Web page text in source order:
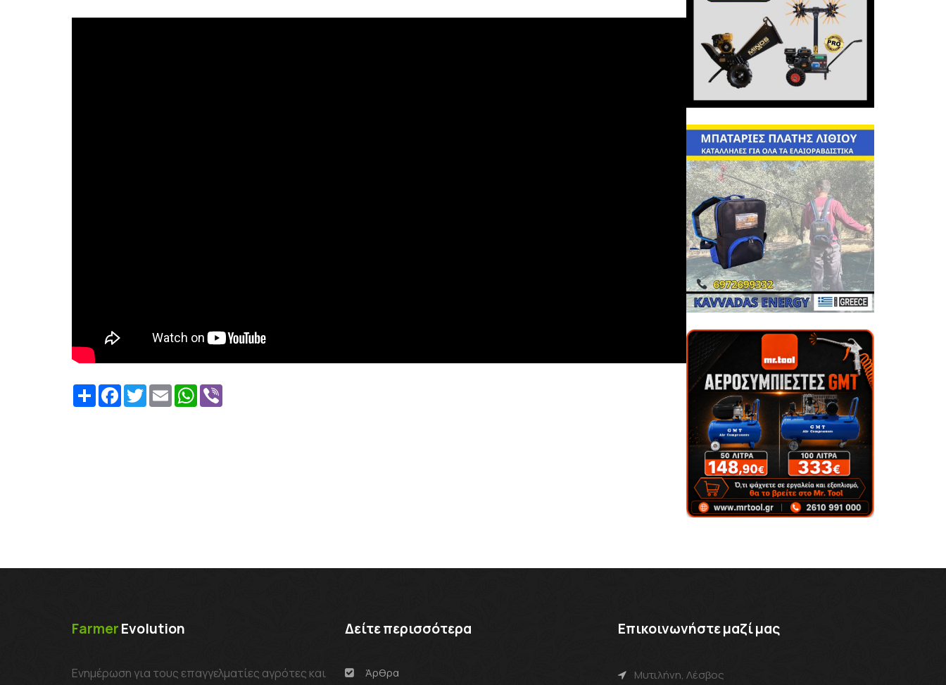
ShareFacebook
TwitterEmailWhatsApp
FarmerEvolution
Ενημέρωση για τους επαγγελματίες αγρότες και
Δείτε περισσότερα
Άρθρα
Επικοινωνήστε μαζί μας
Μυτιλήνη, Λέσβος